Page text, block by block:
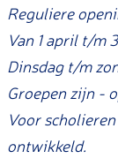
o
e
z
e
m
B
o
e
z
e
m
Reguliere
Van 1 april t/m
Dinsdag t/m
Groepen zijn -
Voor
ontwikkeld.